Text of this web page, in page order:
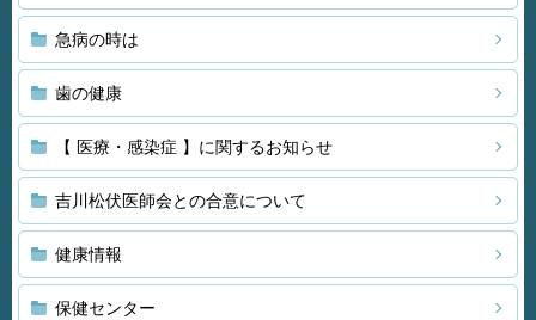
急病の時は
歯の健康
【 医療・感染症 】に関するお知らせ
吉川松伏医師会との合意について
健康情報
保健センター